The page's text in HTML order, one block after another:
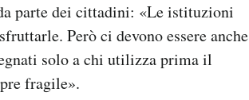
parte dei cittadini: «Le istituzioni
Però ci devono essere anche
solo a chi utilizza prima il
fragile».